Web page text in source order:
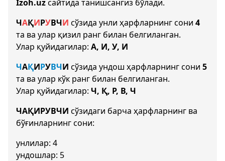
Izoh.uzсайтида танишсангиз бўлади.
ЧАҚИРУВЧИ сўзида унли ҳарфларнинг сони 4
та ва улар қизил ранг билан белгиланган.
Улар қуйидагилар: А, И, У, И
ЧАҚИРУВЧИ сўзида ундош ҳарфларнинг сони 5
та ва улар кўк ранг билан белгиланган.
Улар қуйидагилар: Ч, Қ, Р, В, Ч
ЧАҚИРУВЧИ сўзидаги барча ҳарфларнинг ва
бўғинларнинг сони:
унлилар: 4
ундошлар: 5